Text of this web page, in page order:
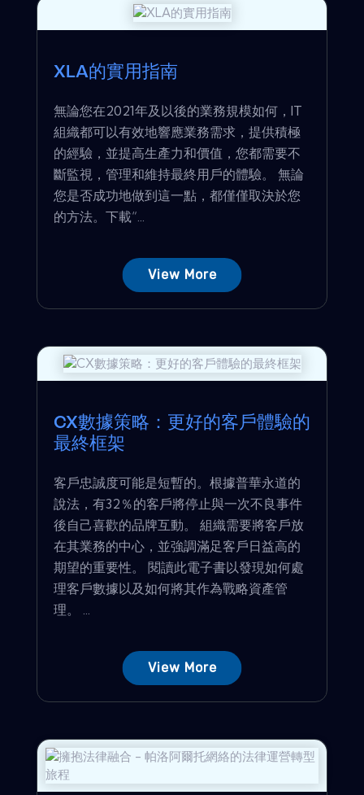
XLA的實用指南
無論您在2021年及以後的業務規模如何，IT
組織都可以有效地響應業務需求，提供積極
的經驗，並提高生產力和價值，您都需要不
斷監視，管理和維持最終用戶的體驗。 無論
您是否成功地做到這一點，都僅僅取決於您
的方法。下載“...
View More
CX數據策略：更好的客戶體驗的
最終框架
客戶忠誠度可能是短暫的。根據普華永道的
說法，有32％的客戶將停止與一次不良事件
後自己喜歡的品牌互動。 組織需要將客戶放
在其業務的中心，並強調滿足客戶日益高的
期望的重要性。 閱讀此電子書以發現如何處
理客戶數據以及如何將其作為戰略資產管
理。 ...
View More